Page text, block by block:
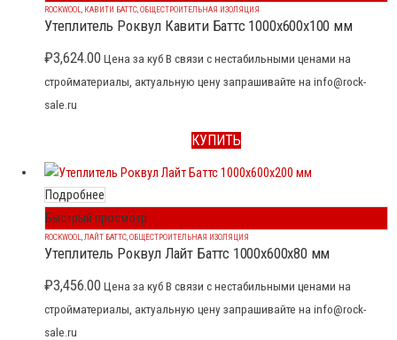
ROCKWOOL, КАВИТИ БАТТС,ОБЩЕСТРОИТЕЛЬНАЯ ИЗОЛЯЦИЯ
Утеплитель Роквул Кавити Баттс 1000x600x100 мм
₽3,624.00 Цена за куб В связи с нестабильными ценами на
стройматериалы, актуальную цену запрашивайте на info@rock-
sale.ru
КУПИТЬ
Подробнее
Быстрый просмотр
ROCKWOOL ЛАЙТ БАТТС ОБЩЕСТРОИТЕЛЬНАЯ ИЗОЛЯЦИЯ
Утеплитель Роквул Лайт Баттс 1000x600x80 мм
₽3,456.00 Цена за куб В связи с нестабильными ценами на
стройматериалы, актуальную цену запрашивайте на info@rock-
sale.ru